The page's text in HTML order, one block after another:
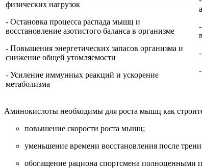
физических нагрузок
- Остановка процесса распада мышц и
восстановление азотистого баланса в организме
- Повышения энергетических запасов организма и
снижение общей утомляемости
- Усиление иммунных реакций и ускорение
метаболизма
Аминокислоты необходимы для роста мышц как
повышение скорости роста мышц;
уменьшение времени восстановления после
обогащение рациона спортсмена полноценными